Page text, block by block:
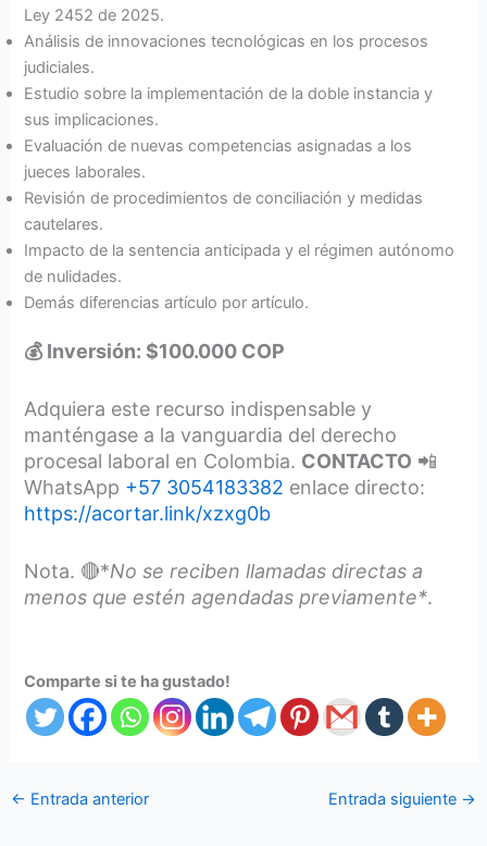
Ley 2452 de 2025.​
Análisis de innovaciones tecnológicas en los procesos
judiciales.​
Estudio sobre la implementación de la doble instancia y
sus implicaciones.​
Evaluación de nuevas competencias asignadas a los
jueces laborales.​
Revisión de procedimientos de conciliación y medidas
cautelares.​
Impacto de la sentencia anticipada y el régimen autónomo
de nulidades.​
Demás diferencias artículo por artículo.
💰 Inversión: $100.000 COP
Adquiera este recurso indispensable y
manténgase a la vanguardia del derecho
procesal laboral en Colombia. CONTACTO 📲
WhatsApp +57 3054183382 enlace directo:
https://acortar.link/xzxg0b
Nota. 🔴*No se reciben llamadas directas a
menos que estén agendadas previamente*.
Comparte si te ha gustado!
← Entrada anterior Entrada siguiente →